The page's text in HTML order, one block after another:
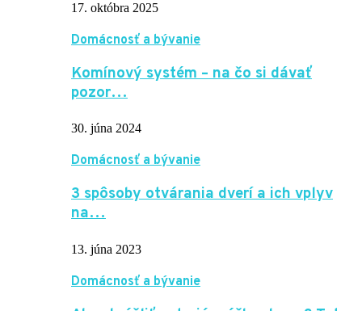
17. októbra 2025
Domácnosť a bývanie
Komínový systém – na čo si dávať
pozor…
30. júna 2024
Domácnosť a bývanie
3 spôsoby otvárania dverí a ich vplyv
na…
13. júna 2023
Domácnosť a bývanie